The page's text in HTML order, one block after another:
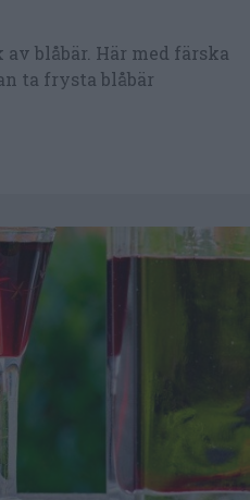
av blåbär. Här med färska
ta frysta blåbär